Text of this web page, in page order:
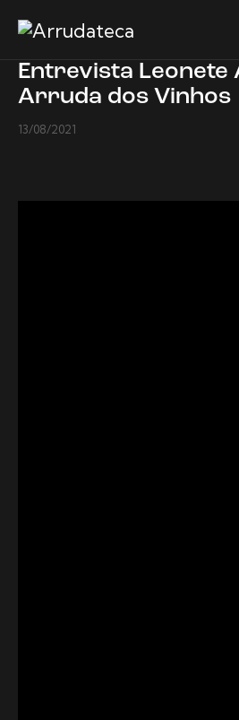
Entrevista Leonete
Arruda dos Vinhos
13/08/2021